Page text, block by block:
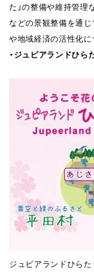
た」の整備や維持管理
などの景観整備を通
や地域経済の活性化に
・ジュピアランドひらた
ジュピアランドひらた